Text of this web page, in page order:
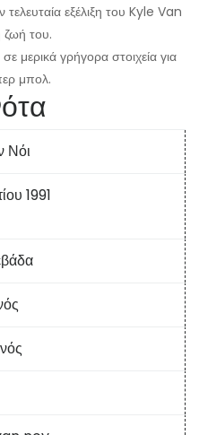
τελευταία εξέλιξη του Kyle Van
ζωή του.
μερικά γρήγορα στοιχεία για
μπολ.
Νόι
1991